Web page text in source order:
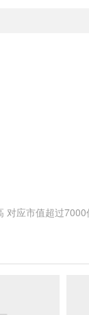
对应市值超过7000